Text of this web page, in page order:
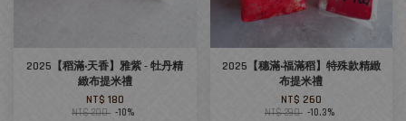
2025【稻滿‧天香】雅紫 - 牡丹精
緻布提米禮
NT$ 180
NT$ 200 -10%
2025【穗滿‧福滿稻】特殊款精緻
布提米禮
NT$ 260
NT$ 290 -10.3%